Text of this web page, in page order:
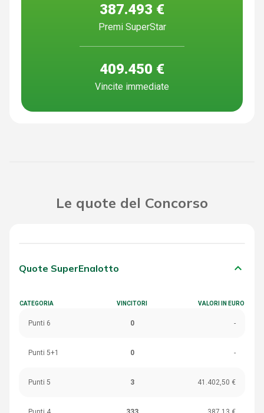
387.493 €
Premi SuperStar
409.450 €
Vincite immediate
Le quote del Concorso
Quote SuperEnalotto keyboard_arrow_down
CATEGORIA VINCITORI VALORI IN EURO
Punti 6 0 -
Punti 5+1 0 -
Punti 5 3 41.402,50 €